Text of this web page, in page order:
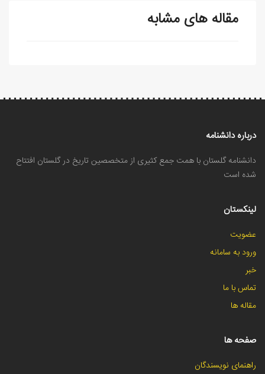
مقاله های مشابه
درباره دانشنامه
دانشنامه گلستان با همت جمع کثیری از متخصصین تاریخ در گلستان افتتاح
شده است
لینکستان
عضویت
ورود به سامانه
خبر
تماس با ما
مقاله ها
صفحه ها
راهنمای نویسندگان